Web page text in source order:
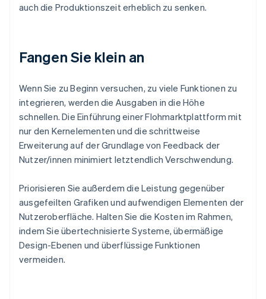
auch die Produktionszeit erheblich zu senken.
Fangen Sie klein an
Wenn Sie zu Beginn versuchen, zu viele Funktionen zu
integrieren, werden die Ausgaben in die Höhe
schnellen. Die Einführung einer Flohmarktplattform mit
nur den Kernelementen und die schrittweise
Erweiterung auf der Grundlage von Feedback der
Nutzer/innen minimiert letztendlich Verschwendung.
Priorisieren Sie außerdem die Leistung gegenüber
ausgefeilten Grafiken und aufwendigen Elementen der
Nutzeroberfläche. Halten Sie die Kosten im Rahmen,
indem Sie übertechnisierte Systeme, übermäßige
Design-Ebenen und überflüssige Funktionen
vermeiden.